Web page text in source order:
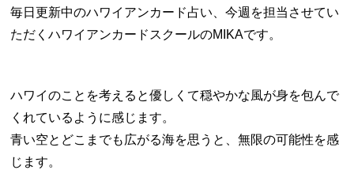
毎日更新中のハワイアンカード占い、今週を担当させてい
ただくハワイアンカードスクールのMIKAです。
ハワイのことを考えると優しくて穏やかな風が身を包んで
くれているように感じます。
青い空とどこまでも広がる海を思うと、無限の可能性を感
じます。